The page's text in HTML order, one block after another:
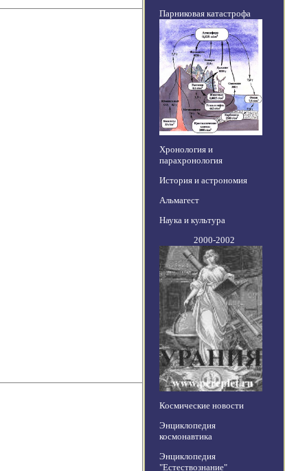
Парниковая катастрофа
Хронология и
парахронология
История и астрономия
Альмагест
Наука и культура
2000-2002
Космические новости
Энциклопедия
космонавтика
Энциклопедия
"Естествознание"